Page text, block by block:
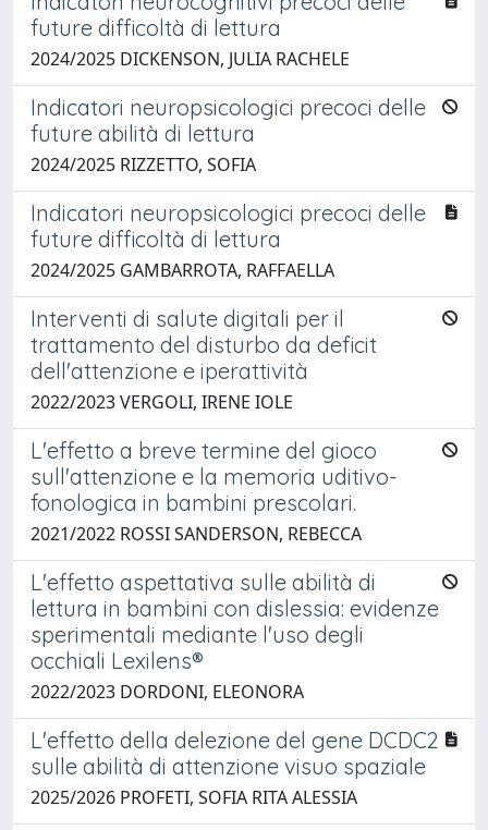
future difficoltà di lettura
2024/2025 DICKENSON, JULIA RACHELE
Indicatori neuropsicologici precoci delle
future abilità di lettura
2024/2025 RIZZETTO, SOFIA
Indicatori neuropsicologici precoci delle
future difficoltà di lettura
2024/2025 GAMBARROTA, RAFFAELLA
Interventi di salute digitali per il
trattamento del disturbo da deficit
dell'attenzione e iperattività
2022/2023 VERGOLI, IRENE IOLE
L'effetto a breve termine del gioco
sull'attenzione e la memoria uditivo-
fonologica in bambini prescolari.
2021/2022 ROSSI SANDERSON, REBECCA
L'effetto aspettativa sulle abilità di
lettura in bambini con dislessia: evidenze
sperimentali mediante l'uso degli
occhiali Lexilens®
2022/2023 DORDONI, ELEONORA
L'effetto della delezione del gene DCDC2
sulle abilità di attenzione visuo spaziale
2025/2026 PROFETI, SOFIA RITA ALESSIA